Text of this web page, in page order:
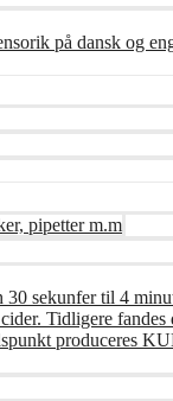
på dansk og
pipetter m.m
sekunfer til 4
Tidligere
produceres